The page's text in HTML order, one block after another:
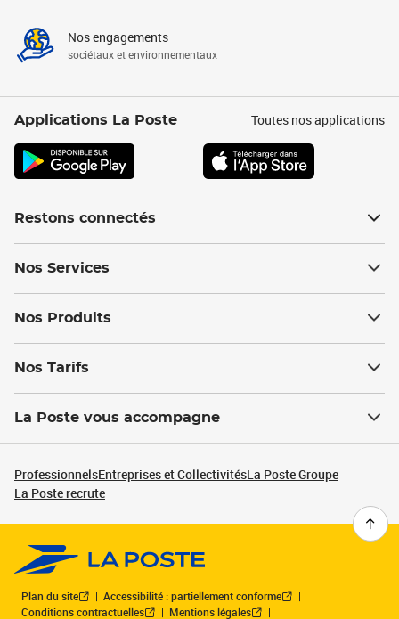
Nos engagements
sociétaux et environnementaux
Applications La Poste Toutes nos applications
Restons connectés
Nos Services
Nos Produits
Nos Tarifs
La Poste vous accompagne
ProfessionnelsEntreprises et CollectivitésLa Poste Groupe
La Poste recrute
Plan du site
Accessibilité : partiellement conforme
Conditions contractuelles
Mentions légales